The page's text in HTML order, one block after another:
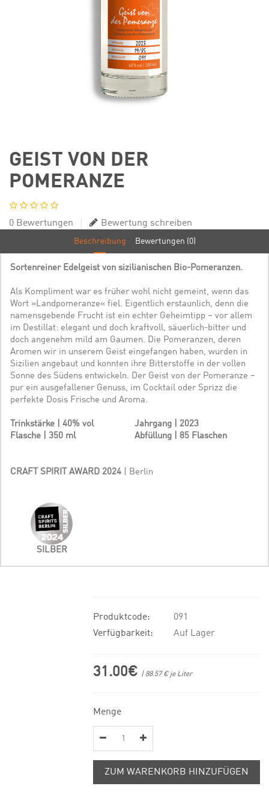
GEIST VON DER
POMERANZE
0 Bewertungen Bewertung schreiben
Beschreibung Bewertungen (0)
Sortenreiner Edelgeist von sizilianischen Bio-Pomeranzen.
Als Kompliment war es früher wohl nicht gemeint, wenn das
Wort »Landpomeranze« fiel. Eigentlich erstaunlich, denn die
namensgebende Frucht ist ein echter Geheimtipp – vor allem
im Destillat: elegant und doch kraftvoll, säuerlich-bitter und
doch angenehm mild am Gaumen. Die Pomeranzen, deren
Aromen wir in unserem Geist eingefangen haben, wurden in
Sizilien angebaut und konnten ihre Bitterstoffe in der vollen
Sonne des Südens entwickeln. Der Geist von der Pomeranze –
pur ein ausgefallener Genuss, im Cocktail oder Sprizz die
perfekte Dosis Frische und Aroma.
Trinkstärke | 40% vol
Jahrgang | 2023
Flasche | 350 ml
Abfüllung | 85 Flaschen
CRAFT SPIRIT AWARD 2024 | Berlin
SILBER
Produktcode:
091
Verfügbarkeit:
Auf Lager
31.00€ | 88.57 € je Liter
Menge
ZUM WARENKORB HINZUFÜGEN